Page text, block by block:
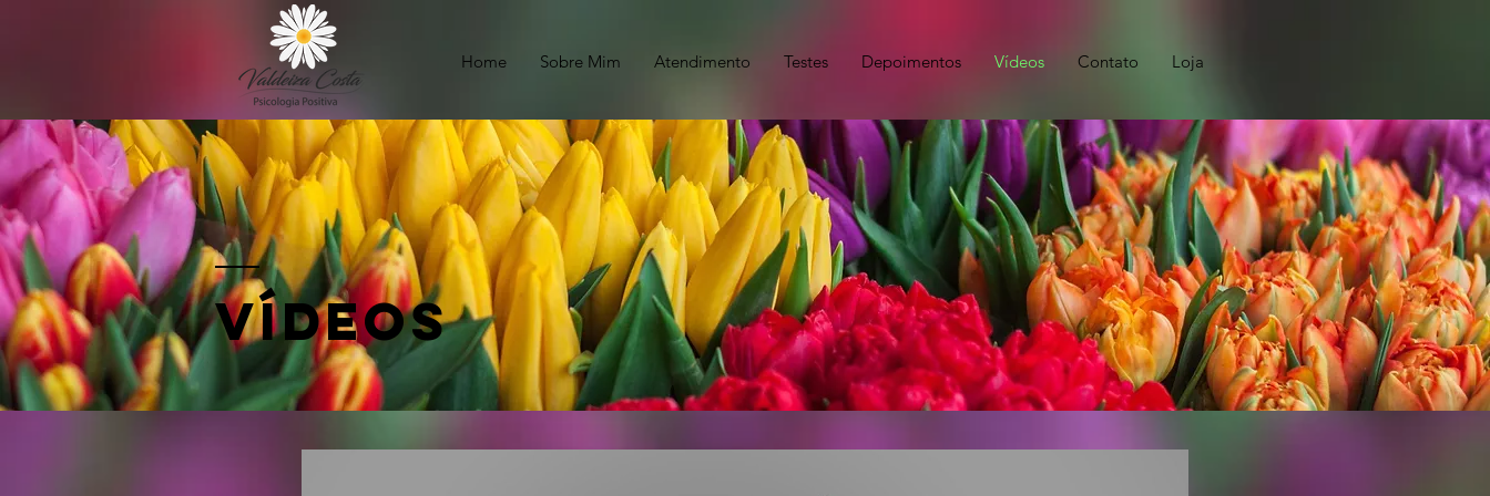
Home Sobre Mim Atendimento Testes Depoimentos Vídeos Contato Loja
vídeos